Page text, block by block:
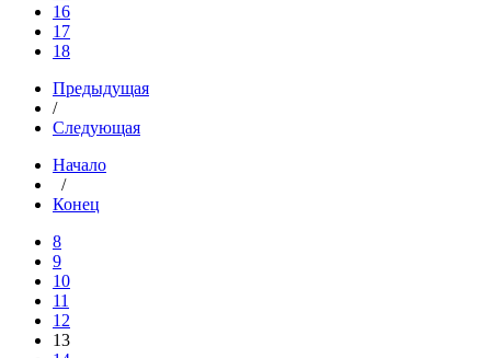
16
17
18
Предыдущая
/
Следующая
Начало
/
Конец
8
9
10
11
12
13